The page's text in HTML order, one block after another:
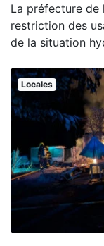
La préfecture de
restriction des
de la situation
Locales